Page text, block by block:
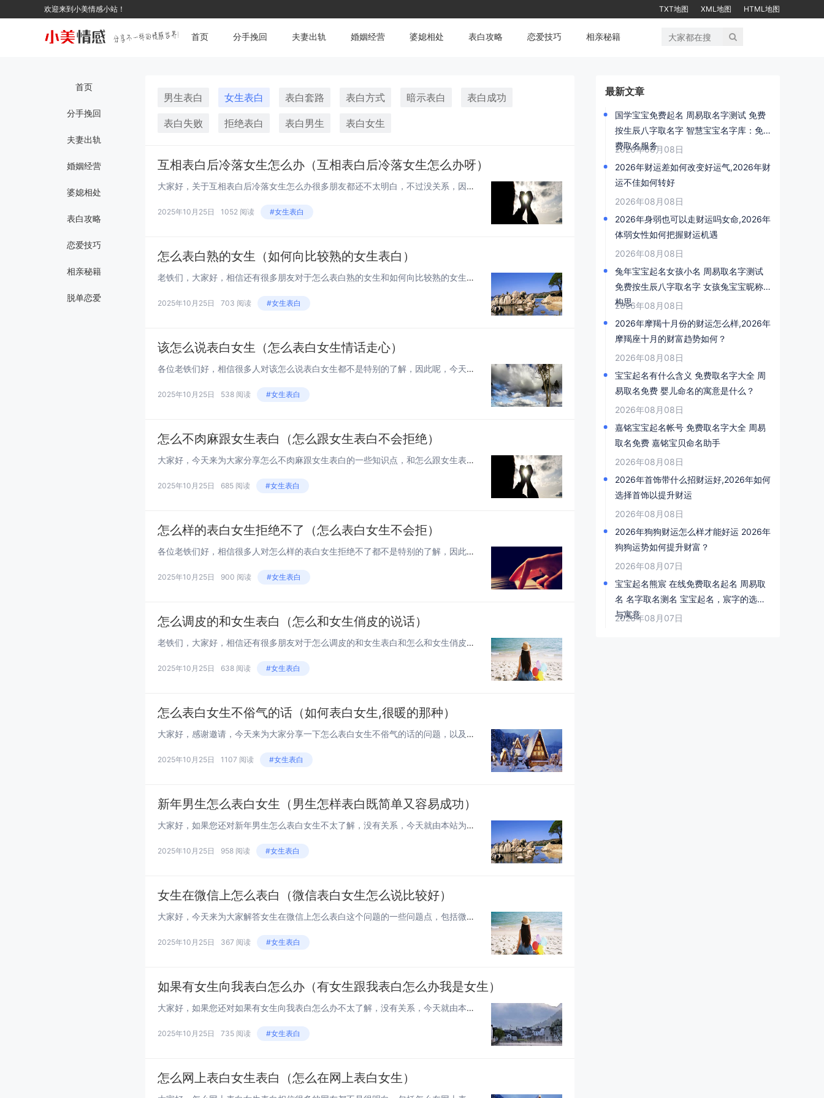
欢迎来到小美情感小站！ TXT地图 XML地图 HTML地图
首页 分手挽回 夫妻出轨 婚姻经营 婆媳相处 表白攻略 恋爱技巧 相亲秘籍
首页
分手挽回
夫妻出轨
婚姻经营
婆媳相处
表白攻略
恋爱技巧
相亲秘籍
脱单恋爱
男生表白 女生表白 表白套路 表白方式 暗示表白 表白成功
表白失败 拒绝表白 表白男生 表白女生
互相表白后冷落女生怎么办（互相表白后冷落女生怎么办呀）
大家好，关于互相表白后冷落女生怎么办很多朋友都还不太明白，不过没关系，因为今天小编就来为大家分享关于互相表白后冷落女生怎么办呀的知识点，相信应该可以解决大家的一些困惑和问题，如果碰巧可以解决您的问题，还望关注下本站哦，希望对各位有所帮助！...
2025年10月25日 1052 阅读 #女生表白
怎么表白熟的女生（如何向比较熟的女生表白）
老铁们，大家好，相信还有很多朋友对于怎么表白熟的女生和如何向比较熟的女生表白的相关问题不太懂，没关系，今天就由我来为大家分享分享怎么表白熟的女生以及如何向比较熟的女生表白的问题，文章篇幅可能偏长，希望可以帮助到大家，下面一起来看看吧！ 11...
2025年10月25日 703 阅读 #女生表白
该怎么说表白女生（怎么表白女生情话走心）
各位老铁们好，相信很多人对该怎么说表白女生都不是特别的了解，因此呢，今天就来为大家分享下关于该怎么说表白女生以及怎么表白女生情话走心的问题知识，还望可以帮助大家，解决大家的一些困惑，下面一起来看看吧！ 1怎么向女生表白？ 表白女生只是祥伏蔽...
2025年10月25日 538 阅读 #女生表白
怎么不肉麻跟女生表白（怎么跟女生表白不会拒绝）
大家好，今天来为大家分享怎么不肉麻跟女生表白的一些知识点，和怎么跟女生表白不会拒绝的问题解析，大家要是都明白，那么可以忽略，如果不太清楚的话可以看看本篇文章，相信很大概率可以解决您的问题，接下来我们就一起来看看吧！1不肉麻的表白文艺高级小情...
2025年10月25日 685 阅读 #女生表白
怎么样的表白女生拒绝不了（怎么表白女生不会拒）
各位老铁们好，相信很多人对怎么样的表白女生拒绝不了都不是特别的了解，因此呢，今天就来为大家分享下关于怎么样的表白女生拒绝不了以及怎么表白女生不会拒的问题知识，还望可以帮助大家，解决大家的一些困惑，下面一起来看看吧！ 1女生怎么拒绝女生的表白...
2025年10月25日 900 阅读 #女生表白
怎么调皮的和女生表白（怎么和女生俏皮的说话）
老铁们，大家好，相信还有很多朋友对于怎么调皮的和女生表白和怎么和女生俏皮的说话的相关问题不太懂，没关系，今天就由我来为大家分享分享怎么调皮的和女生表白以及怎么和女生俏皮的说话的问题，文章篇幅可能偏长，希望可以帮助到大家，下面一起来看看吧！...
2025年10月25日 638 阅读 #女生表白
怎么表白女生不俗气的话（如何表白女生,很暖的那种）
大家好，感谢邀请，今天来为大家分享一下怎么表白女生不俗气的话的问题，以及和如何表白女生,很暖的那种的一些困惑，大家要是还不太明白的话，也没有关系，因为接下来将为大家分享，希望可以帮助到大家，解决大家的问题，下面就开始吧！ 和女生表白不直白的...
2025年10月25日 1107 阅读 #女生表白
新年男生怎么表白女生（男生怎样表白既简单又容易成功）
大家好，如果您还对新年男生怎么表白女生不太了解，没有关系，今天就由本站为大家分享新年男生怎么表白女生的知识，包括男生怎样表白既简单又容易成功的问题都会给大家分析到，还望可以解决大家的问题，下面我们就开始吧！ 男生向女生怎么表白? 1、首先你...
2025年10月25日 958 阅读 #女生表白
女生在微信上怎么表白（微信表白女生怎么说比较好）
大家好，今天来为大家解答女生在微信上怎么表白这个问题的一些问题点，包括微信表白女生怎么说比较好也一样很多人还不知道，因此呢，今天就来为大家分析分析，现在让我们一起来看看吧！如果解决了您的问题，还望您关注下本站哦，谢谢~ 微信上要怎么表白?...
2025年10月25日 367 阅读 #女生表白
如果有女生向我表白怎么办（有女生跟我表白怎么办我是女生）
大家好，如果您还对如果有女生向我表白怎么办不太了解，没有关系，今天就由本站为大家分享如果有女生向我表白怎么办的知识，包括有女生跟我表白怎么办我是女生的问题都会给大家分析到，还望可以解决大家的问题，下面我们就开始吧！ 当一个女生向我告白,我该...
2025年10月25日 735 阅读 #女生表白
怎么网上表白女生表白（怎么在网上表白女生）
最新文章
国学宝宝免费起名 周易取名字测试 免费
按生辰八字取名字 智慧宝宝名字库：免
费取名服务
2026年08月08日
2026年财运差如何改变好运气,2026年财
运不佳如何转好
2026年08月08日
2026年身弱也可以走财运吗女命,2026年
体弱女性如何把握财运机遇
2026年08月08日
兔年宝宝起名女孩小名 周易取名字测试
免费按生辰八字取名字 女孩兔宝宝昵称
构思
2026年08月08日
2026年摩羯十月份的财运怎么样,2026年
摩羯座十月的财富趋势如何？
2026年08月08日
宝宝起名有什么含义 免费取名字大全 周
易取名免费 婴儿命名的寓意是什么？
2026年08月08日
嘉铭宝宝起名帐号 免费取名字大全 周易
取名免费 嘉铭宝贝命名助手
2026年08月08日
2026年首饰带什么招财运好,2026年如何
选择首饰以提升财运
2026年08月08日
2026年狗狗财运怎么样才能好运 2026年
狗狗运势如何提升财富？
2026年08月07日
宝宝起名熊宸 在线免费取名起名 周易取
名 名字取名测名 宝宝起名，宸字的选择
与寓意
2026年08月07日